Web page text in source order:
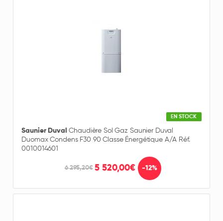
EN STOCK
Saunier Duval Chaudière Sol Gaz Saunier Duval
Duomax Condens F30 90 Classe Énergétique A/A Réf.
0010014601
6 295,20€ 5 520,00€ -12%